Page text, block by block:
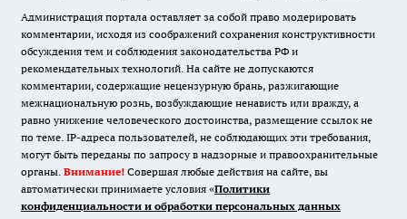
Администрация портала оставляет за собой право модерировать
комментарии, исходя из соображений сохранения конструктивности
обсуждения тем и соблюдения законодательства РФ и
рекомендательных технологий. На сайте не допускаются
комментарии, содержащие нецензурную брань, разжигающие
межнациональную рознь, возбуждающие ненависть или вражду, а
равно унижение человеческого достоинства, размещение ссылок не
по теме. IP-адреса пользователей, не соблюдающих эти требования,
могут быть переданы по запросу в надзорные и правоохранительные
органы. Внимание! Совершая любые действия на сайте, вы
автоматически принимаете условия «Политики
конфиденциальности и обработки персональных данных